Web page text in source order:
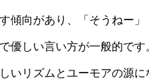
傾向があり、「そうねー」
優しい言い方が一般的で
いリズムとユーモアの源に